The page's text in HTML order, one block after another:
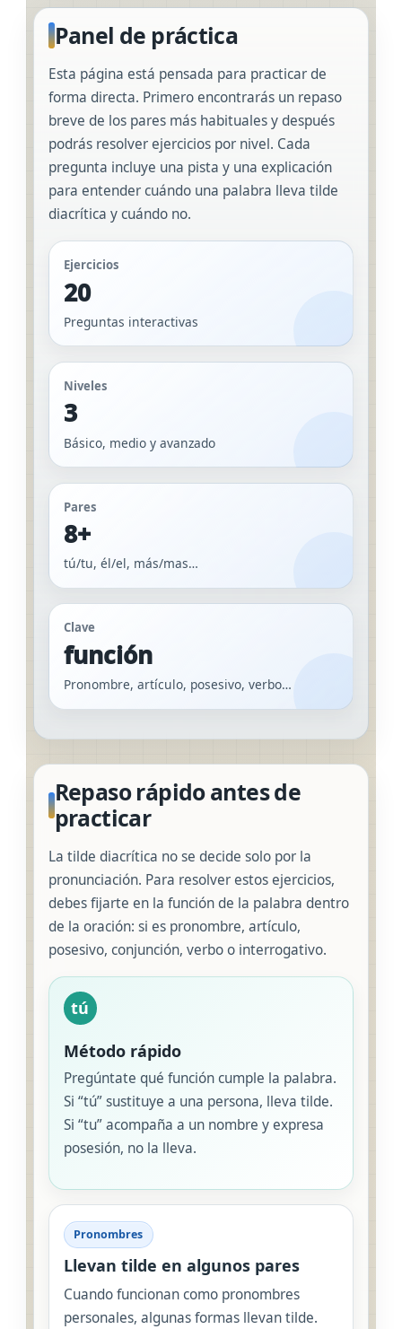
Panel de práctica
Esta página está pensada para practicar de
forma directa. Primero encontrarás un repaso
breve de los pares más habituales y después
podrás resolver ejercicios por nivel. Cada
pregunta incluye una pista y una explicación
para entender cuándo una palabra lleva tilde
diacrítica y cuándo no.
Ejercicios
20
Preguntas interactivas
Niveles
3
Básico, medio y avanzado
Pares
8+
tú/tu, él/el, más/mas…
Clave
función
Pronombre, artículo, posesivo, verbo…
Repaso rápido antes de
practicar
La tilde diacrítica no se decide solo por la
pronunciación. Para resolver estos ejercicios,
debes fijarte en la función de la palabra dentro
de la oración: si es pronombre, artículo,
posesivo, conjunción, verbo o interrogativo.
tú
Método rápido
Pregúntate qué función cumple la palabra.
Si “tú” sustituye a una persona, lleva tilde.
Si “tu” acompaña a un nombre y expresa
posesión, no la lleva.
Pronombres
Llevan tilde en algunos pares
Cuando funcionan como pronombres
personales, algunas formas llevan tilde.